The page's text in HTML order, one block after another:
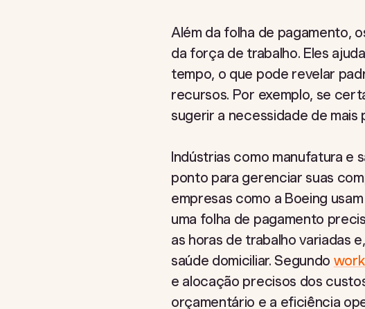
Além da folha de pagamento,
da força de trabalho. Eles
tempo, o que pode revelar
recursos. Por exemplo, se
sugerir a necessidade de mais
Indústrias como manufatura
ponto para gerenciar suas
empresas como a Boeing
uma folha de pagamento
as horas de trabalho variadas
saúde domiciliar. Segundo
e alocação precisos dos
orçamentário e a eficiência